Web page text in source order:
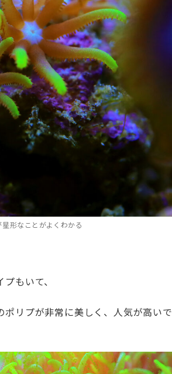
形なことがよくわかる
もいて、
リプが非常に美しく、人気が高いで